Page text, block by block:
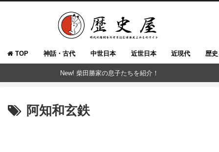
TOP 神話・古代 中世日本 近世日本 近現代 歴
New! 柴田勝家の息子たちを紹介！
阿知和玄鉄